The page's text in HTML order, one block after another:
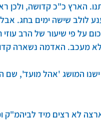
כ"כ קדושה, ולכן
לולב שישה ימים בחג.
על פי שיעור של הרב
מעכב. האדמה נשארה
ישנו המושג 'אהל מועד',
לא רצים מיד לביהמ"ק